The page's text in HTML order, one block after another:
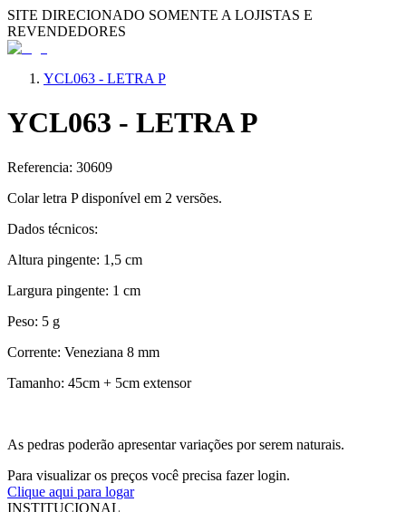
SITE DIRECIONADO SOMENTE A LOJISTAS E
REVENDEDORES
YCL063 - LETRA P
YCL063 - LETRA P
Referencia: 30609
Colar letra P disponível em 2 versões.
Dados técnicos:
Altura pingente: 1,5 cm
Largura pingente: 1 cm
Peso: 5 g
Corrente: Veneziana 8 mm
Tamanho: 45cm + 5cm extensor
As pedras poderão apresentar variações por serem naturais.
Para visualizar os preços você precisa fazer login.
Clique aqui para logar
INSTITUCIONAL